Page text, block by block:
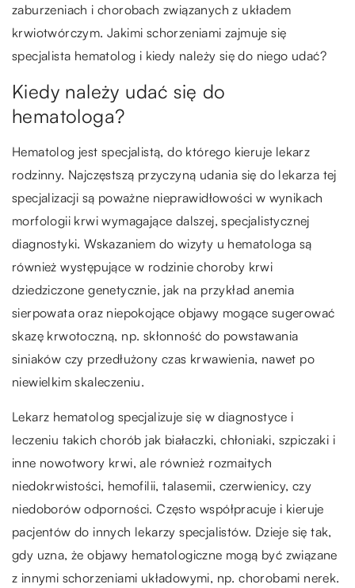
zaburzeniach i chorobach związanych z układem
krwiotwórczym. Jakimi schorzeniami zajmuje się
specjalista hematolog i kiedy należy się do niego udać?
Kiedy należy udać się do
hematologa?
Hematolog jest specjalistą, do którego kieruje lekarz
rodzinny. Najczęstszą przyczyną udania się do lekarza tej
specjalizacji są poważne nieprawidłowości w wynikach
morfologii krwi wymagające dalszej, specjalistycznej
diagnostyki. Wskazaniem do wizyty u hematologa są
również występujące w rodzinie choroby krwi
dziedziczone genetycznie, jak na przykład anemia
sierpowata oraz niepokojące objawy mogące sugerować
skazę krwotoczną, np. skłonność do powstawania
siniaków czy przedłużony czas krwawienia, nawet po
niewielkim skaleczeniu.
Lekarz hematolog specjalizuje się w diagnostyce i
leczeniu takich chorób jak białaczki, chłoniaki, szpiczaki i
inne nowotwory krwi, ale również rozmaitych
niedokrwistości, hemofilii, talasemii, czerwienicy, czy
niedoborów odporności. Często współpracuje i kieruje
pacjentów do innych lekarzy specjalistów. Dzieje się tak,
gdy uzna, że objawy hematologiczne mogą być związane
z innymi schorzeniami układowymi, np. chorobami nerek.